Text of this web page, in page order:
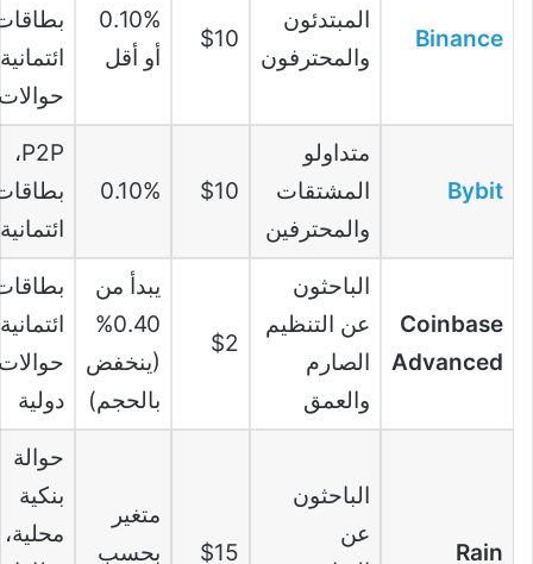
Binance
المبتدئون
والمحترفون
$10
0.10%
أو أقل
Bybit
متداولو
المشتقات
والمحترفين
$10
0.10%
P2P،
ائتمانية
Coinbase
Advanced
الباحثون
عن التنظيم
الصارم
والعمق
$2
يبدأ من
0.40%
(ينخفض
بالحجم)
دولية
Rain
الباحثون
عن
$15
متغير
بحسب
حوالة
بنكية
محلية،